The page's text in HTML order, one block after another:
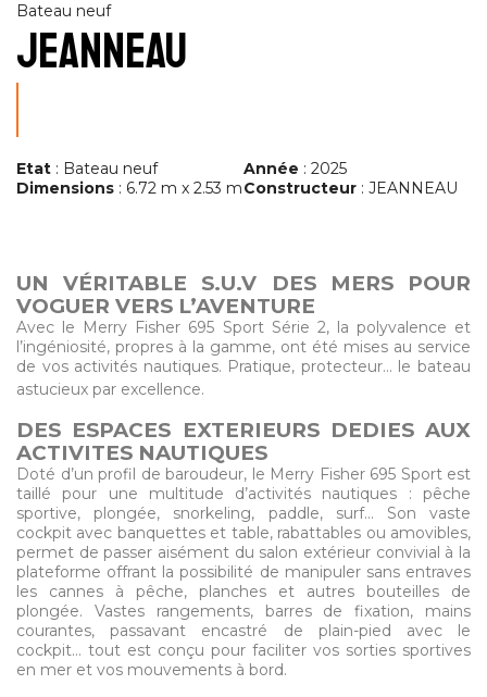
Bateau neuf
JEANNEAU
Etat : Bateau neuf Année : 2025
Dimensions : 6.72 m x 2.53 mConstructeur : JEANNEAU
UN VÉRITABLE S.U.V DES MERS POUR
VOGUER VERS L’AVENTURE
Avec le Merry Fisher 695 Sport Série 2, la polyvalence et
l’ingéniosité, propres à la gamme, ont été mises au service
de vos activités nautiques. Pratique, protecteur… le bateau
astucieux par excellence.
DES ESPACES EXTERIEURS DEDIES AUX
ACTIVITES NAUTIQUES
Doté d’un profil de baroudeur, le Merry Fisher 695 Sport est
taillé pour une multitude d’activités nautiques : pêche
sportive, plongée, snorkeling, paddle, surf… Son vaste
cockpit avec banquettes et table, rabattables ou amovibles,
permet de passer aisément du salon extérieur convivial à la
plateforme offrant la possibilité de manipuler sans entraves
les cannes à pêche, planches et autres bouteilles de
plongée. Vastes rangements, barres de fixation, mains
courantes, passavant encastré de plain-pied avec le
cockpit… tout est conçu pour faciliter vos sorties sportives
en mer et vos mouvements à bord.